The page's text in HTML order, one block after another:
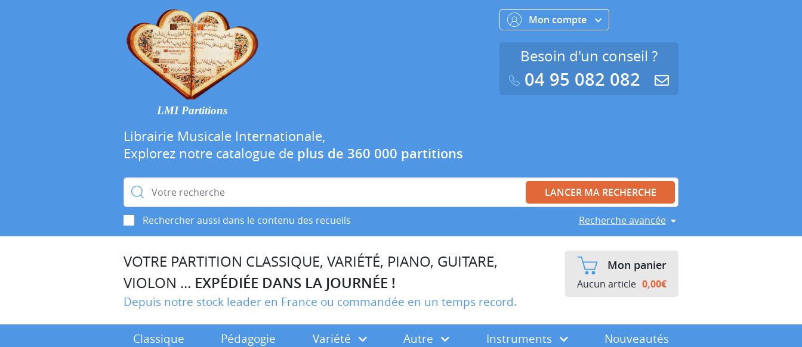
LMI Partitions
Librairie Musicale Internationale,
Explorez notre catalogue de plus de 360 000 partitions
Rechercher :
Rechercher aussi dans le contenu des recueils Recherche avancée
Mon compte
Besoin d'un conseil ?
04 95 082 082
VOTRE PARTITION CLASSIQUE, VARIÉTÉ, PIANO, GUITARE,
VIOLON ... EXPÉDIÉE DANS LA JOURNÉE !
Depuis notre stock leader en France ou commandée en un temps record.
Mon panier
Aucun article 0,00€
Classique Pédagogie Variété Autre Instruments
Nouveautés